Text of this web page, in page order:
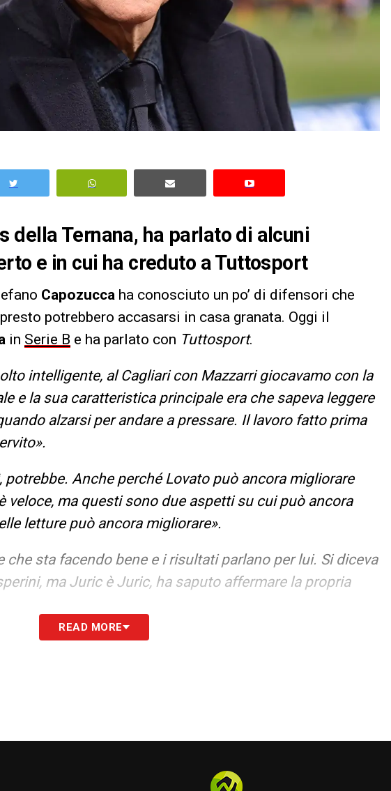
della Ternana, ha parlato di alcuni
e in cui ha creduto a Tuttosport
Capozucca ha conosciuto un po’ di difensori che
potrebbero accasarsi in casa granata. Oggi il
in Serie B e ha parlato con Tuttosport.
intelligente, al Cagliari con Mazzarri giocavamo con la
e la sua caratteristica principale era che sapeva leggere
alzarsi per andare a pressare. Il lavoro fatto prima
potrebbe. Anche perché Lovato può ancora migliorare
veloce, ma questi sono due aspetti su cui può ancora
letture può ancora migliorare».
che sta facendo bene e i risultati parlano per lui. Si diceva
ma Juric è Juric, ha saputo affermare la propria
dal Bordeaux, anche se nella stagione prima era
CAIRO–«In realtà sono due presidenti diversi. Entrambi
READ MORE